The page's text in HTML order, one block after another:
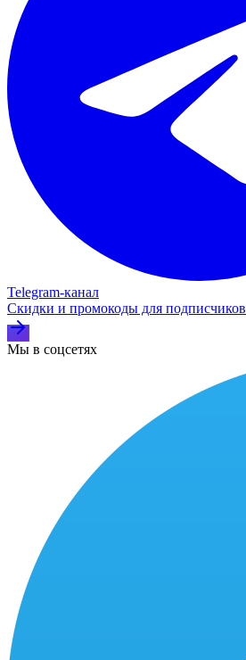
Telegram‑канал
Скидки и промокоды для подписчиков
Мы в соцсетях